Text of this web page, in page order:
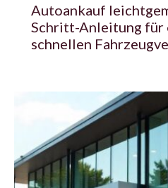
Autoankauf
Schritt-Anleitung für
schnellen